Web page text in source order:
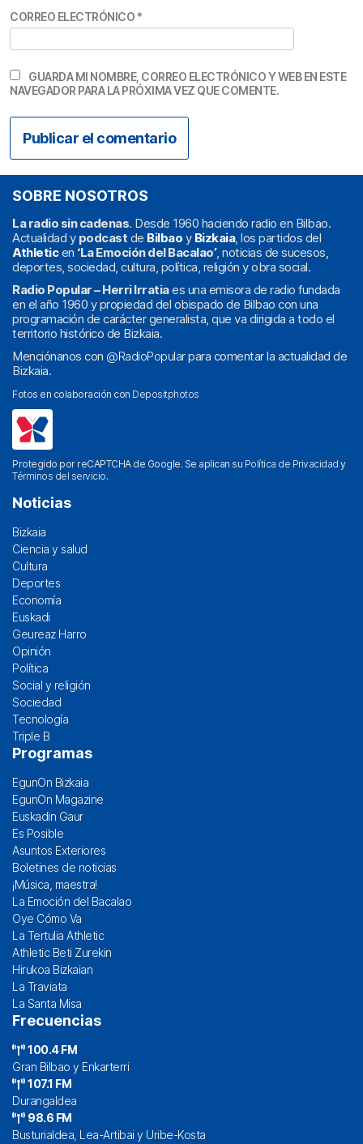
CORREO ELECTRÓNICO *
GUARDA MI NOMBRE, CORREO ELECTRÓNICO Y WEB EN ESTE
NAVEGADOR PARA LA PRÓXIMA VEZ QUE COMENTE.
SOBRE NOSOTROS
La radio sin cadenas. Desde 1960 haciendo radio en Bilbao.
Actualidad y podcast de Bilbao y Bizkaia, los partidos del
Athleticen ‘La Emoción del Bacalao’, noticias de sucesos,
deportes, sociedad, cultura, política, religión y obra social.
Radio Popular – Herri Irratiaes una emisora de radio fundada
en el año 1960 y propiedad del obispado de Bilbao con una
programación de carácter generalista, que va dirigida a todo el
territorio histórico de Bizkaia.
Menciónanos con @RadioPopularpara comentar la actualidad de
Bizkaia.
Fotos en colaboración con Depositphotos
Protegido por reCAPTCHA de Google. Se aplican su Política de Privacidad y
Términos del servicio.
Noticias
Bizkaia
Ciencia y salud
Cultura
Deportes
Economía
Euskadi
Geureaz Harro
Opinión
Política
Social y religión
Sociedad
Tecnología
Triple B
Programas
EgunOn Bizkaia
EgunOn Magazine
Euskadin Gaur
Es Posible
Asuntos Exteriores
Boletines de noticias
¡Música, maestra!
La Emoción del Bacalao
Oye Cómo Va
La Tertulia Athletic
Athletic Beti Zurekin
Hirukoa Bizkaian
La Traviata
La Santa Misa
Frecuencias
100.4 FM
Gran Bilbao y Enkarterri
107.1 FM
Durangaldea
98.6 FM
Busturialdea, Lea-Artibai y Uribe-Kosta